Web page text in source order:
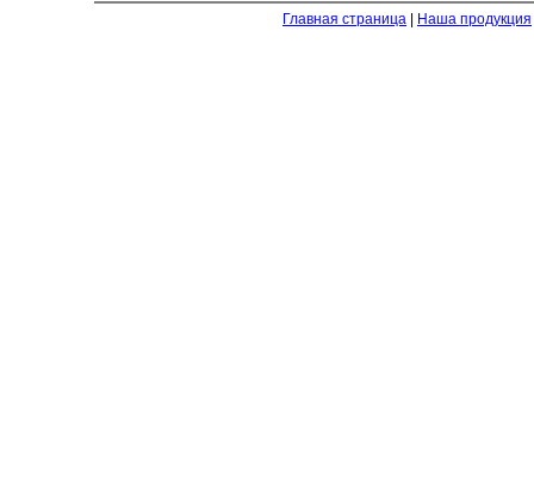
Главная страница Наша продукция